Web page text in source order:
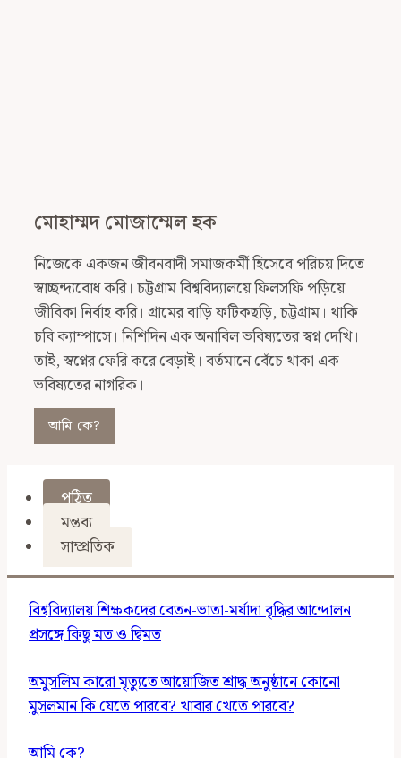
মোহাম্মদ মোজাম্মেল হক
নিজেকে একজন জীবনবাদী সমাজকর্মী হিসেবে পরিচয় দিতে
স্বাচ্ছন্দ্যবোধ করি। চট্টগ্রাম বিশ্ববিদ্যালয়ে ফিলসফি পড়িয়ে
জীবিকা নির্বাহ করি। গ্রামের বাড়ি ফটিকছড়ি, চট্টগ্রাম। থাকি
চবি ক্যাম্পাসে। নিশিদিন এক অনাবিল ভবিষ্যতের স্বপ্ন দেখি।
তাই, স্বপ্নের ফেরি করে বেড়াই। বর্তমানে বেঁচে থাকা এক
ভবিষ্যতের নাগরিক।
আমি কে?
পঠিত
মন্তব্য
সাম্প্রতিক
বিশ্ববিদ্যালয় শিক্ষকদের বেতন-ভাতা-মর্যাদা বৃদ্ধির আন্দোলন
প্রসঙ্গে কিছু মত ও দ্বিমত
অমুসলিম কারো মৃত্যুতে আয়োজিত শ্রাদ্ধ অনুষ্ঠানে কোনো
মুসলমান কি যেতে পারবে? খাবার খেতে পারবে?